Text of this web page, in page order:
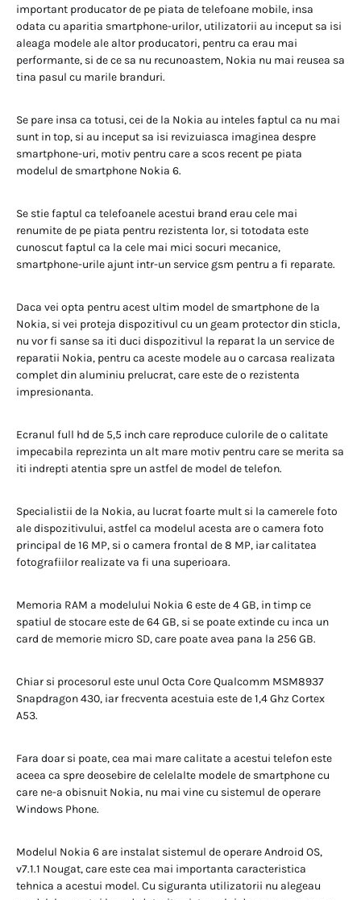
important producator de pe piata de telefoane mobile, insa
odata cu aparitia smartphone-urilor, utilizatorii au inceput sa isi
aleaga modele ale altor producatori, pentru ca erau mai
performante, si de ce sa nu recunoastem, Nokia nu mai reusea sa
tina pasul cu marile branduri.
Se pare insa ca totusi, cei de la Nokia au inteles faptul ca nu mai
sunt in top, si au inceput sa isi revizuiasca imaginea despre
smartphone-uri, motiv pentru care a scos recent pe piata
modelul de smartphone Nokia 6.
Se stie faptul ca telefoanele acestui brand erau cele mai
renumite de pe piata pentru rezistenta lor, si totodata este
cunoscut faptul ca la cele mai mici socuri mecanice,
smartphone-urile ajunt intr-un service gsm pentru a fi reparate.
Daca vei opta pentru acest ultim model de smartphone de la
Nokia, si vei proteja dispozitivul cu un geam protector din sticla,
nu vor fi sanse sa iti duci dispozitivul la reparat la un service de
reparatii Nokia, pentru ca aceste modele au o carcasa realizata
complet din aluminiu prelucrat, care este de o rezistenta
impresionanta.
Ecranul full hd de 5,5 inch care reproduce culorile de o calitate
impecabila reprezinta un alt mare motiv pentru care se merita sa
iti indrepti atentia spre un astfel de model de telefon.
Specialistii de la Nokia, au lucrat foarte mult si la camerele foto
ale dispozitivului, astfel ca modelul acesta are o camera foto
principal de 16 MP, si o camera frontal de 8 MP, iar calitatea
fotografiilor realizate va fi una superioara.
Memoria RAM a modelului Nokia 6 este de 4 GB, in timp ce
spatiul de stocare este de 64 GB, si se poate extinde cu inca un
card de memorie micro SD, care poate avea pana la 256 GB.
Chiar si procesorul este unul Octa Core Qualcomm MSM8937
Snapdragon 430, iar frecventa acestuia este de 1,4 Ghz Cortex
A53.
Fara doar si poate, cea mai mare calitate a acestui telefon este
aceea ca spre deosebire de celelalte modele de smartphone cu
care ne-a obisnuit Nokia, nu mai vine cu sistemul de operare
Windows Phone.
Modelul Nokia 6 are instalat sistemul de operare Android OS,
v7.1.1 Nougat, care este cea mai importanta caracteristica
tehnica a acestui model. Cu siguranta utilizatorii nu alegeau